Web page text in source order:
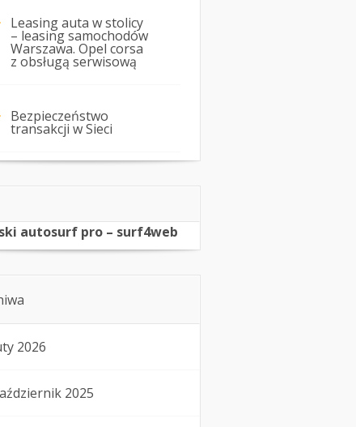
Leasing auta w stolicy
– leasing samochodów
Warszawa. Opel corsa
z obsługą serwisową
Bezpieczeństwo
transakcji w Sieci
autosurf pro – surf4web
2026
2025